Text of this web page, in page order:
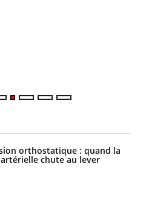
orthostatique : quand la
chute au lever